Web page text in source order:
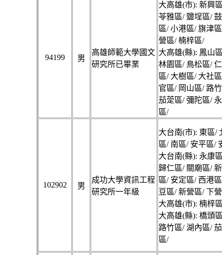
94199 男
高雄師範大學國文
研究所已畢業
大高雄(市): 新興
苓雅區/ 鹽埕區/
區/ 小港區/ 旗津
營區/ 楠梓區/
大高雄(縣): 鳳山
林園區/ 鳥松區/
區/ 大樹區/ 大社
官區/ 岡山區/ 路
茄萣區/ 彌陀區/
區/
102902 男
成功大學資訊工程
研究所一年級
大台南(市): 東區/
區/ 南區/ 安平區/
大台南(縣): 永康
歸仁區/ 關廟區/
區/ 安定區/ 西港
豆區/ 新營區/ 下
大高雄(市): 楠梓
大高雄(縣): 橋頭
路竹區/ 湖內區/
區/